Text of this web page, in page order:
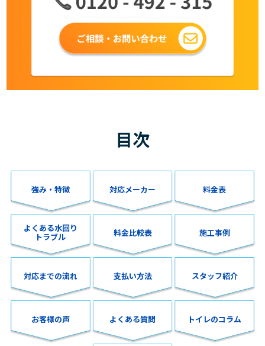
目次
強み・特徴 対応メーカー 料金表
よくある水回り
トラブル 料金比較表 施工事例
対応までの流れ 支払い方法 スタッフ紹介
お客様の声 よくある質問 トイレのコラム